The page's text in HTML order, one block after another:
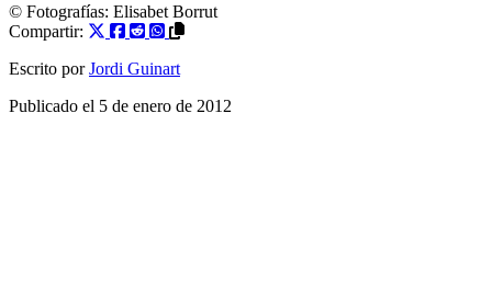
© Fotografías: Elisabet Borrut
Compartir:
Escrito por Jordi Guinart
Publicado el 5 de enero de 2012